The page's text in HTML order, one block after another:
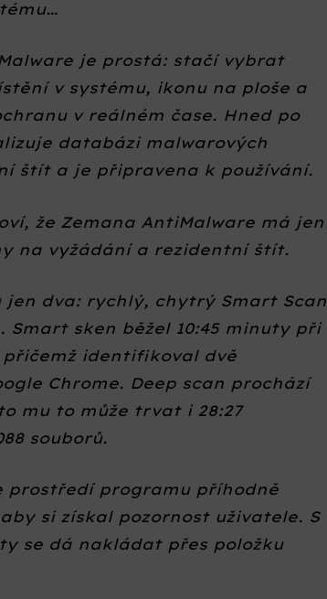
je prostá: stačí vybrat
v systému, ikonu na ploše a
v reálném čase. Hned po
databázi malwarových
štít a je připravena k používání.
že Zemana AntiMalware má jen
na vyžádání a rezidentní štít.
dva: rychlý, chytrý Smart Scan
Smart sken běžel 10:45 minuty při
přičemž identifikoval dvě
Chrome. Deep scan prochází
mu to může trvat i 28:27
souborů.
prostředí programu příhodně
si získal pozornost uživatele. S
se dá nakládat přes položku